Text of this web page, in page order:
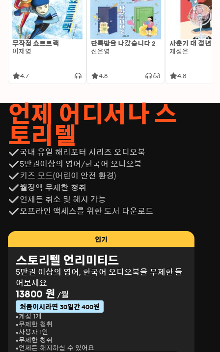
무작정 쇼트트랙
이재영
4.7
단톡방을 나갔습니다 2
신은영
4.8
사춘기 대 갱년기
제성은
4.8
언제 어디서나 스
토리텔
국내 유일 해리포터 시리즈 오디오북
5만권이상의 영어/한국어 오디오북
키즈 모드(어린이 안전 환경)
월정액 무제한 청취
언제든 취소 및 해지 가능
오프라인 액세스를 위한 도서 다운로드
인기
스토리텔 언리미티드
5만권 이상의 영어, 한국어 오디오북을 무제한 들
어보세요
13800 원 /월
처음이시라면 30일간 400원
계정 1개
무제한 청취
사용자 1인
무제한 청취
언제든 해지하실 수 있어요